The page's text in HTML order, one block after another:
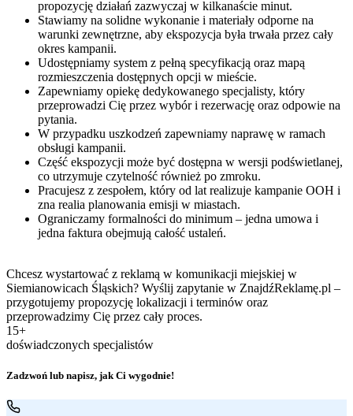
propozycję działań zazwyczaj w kilkanaście minut.
Stawiamy na solidne wykonanie i materiały odporne na
warunki zewnętrzne, aby ekspozycja była trwała przez cały
okres kampanii.
Udostępniamy system z pełną specyfikacją oraz mapą
rozmieszczenia dostępnych opcji w mieście.
Zapewniamy opiekę dedykowanego specjalisty, który
przeprowadzi Cię przez wybór i rezerwację oraz odpowie na
pytania.
W przypadku uszkodzeń zapewniamy naprawę w ramach
obsługi kampanii.
Część ekspozycji może być dostępna w wersji podświetlanej,
co utrzymuje czytelność również po zmroku.
Pracujesz z zespołem, który od lat realizuje kampanie OOH i
zna realia planowania emisji w miastach.
Ograniczamy formalności do minimum – jedna umowa i
jedna faktura obejmują całość ustaleń.
Chcesz wystartować z reklamą w komunikacji miejskiej w
Siemianowicach Śląskich? Wyślij zapytanie w ZnajdźReklamę.pl –
przygotujemy propozycję lokalizacji i terminów oraz
przeprowadzimy Cię przez cały proces.
15+
doświadczonych specjalistów
Zadzwoń lub napisz, jak Ci wygodnie!